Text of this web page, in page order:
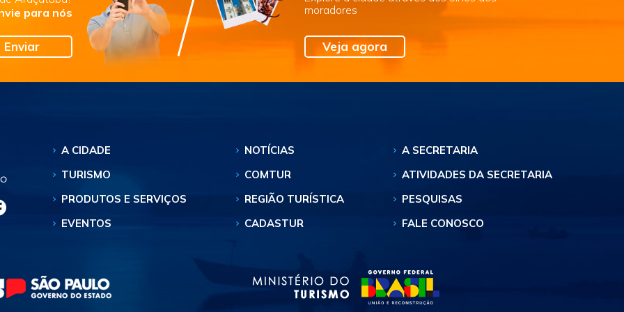
para nós
Enviar
moradores
Veja agora
A CIDADE
TURISMO
PRODUTOS E SERVIÇOS
EVENTOS
NOTÍCIAS
COMTUR
REGIÃO TURÍSTICA
CADASTUR
A SECRETARIA
ATIVIDADES DA SECRETARIA
PESQUISAS
FALE CONOSCO